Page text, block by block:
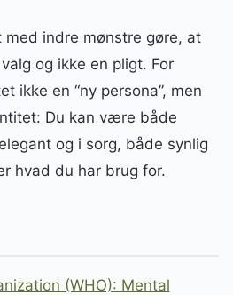
indre mønstre gøre, at
og ikke en pligt. For
ikke en “ny persona”, men
Du kan være både
og i sorg, både synlig
hvad du har brug for.
(WHO): Mental